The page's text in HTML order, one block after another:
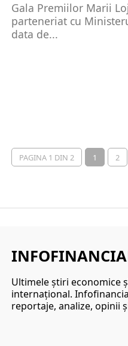
Gala Premiilor Marii
parteneriat cu
data de...
PAGINA 1 DIN 2 1 2
Ultimele ştiri economice
internaţional.
reportaje, analize, opinii